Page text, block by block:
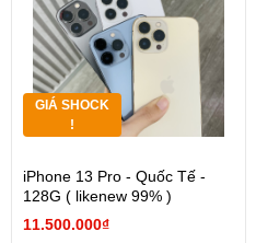
GIÁ SHOCK
!
iPhone 13 Pro - Quốc Tế -
128G ( likenew 99% )
11.500.000₫